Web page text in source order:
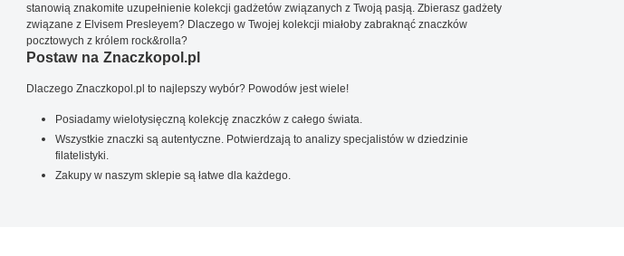
stanowią znakomite uzupełnienie kolekcji gadżetów związanych z Twoją pasją. Zbierasz gadżety
związane z Elvisem Presleyem? Dlaczego w Twojej kolekcji miałoby zabraknąć znaczków
pocztowych z królem rock&rolla?
Postaw na Znaczkopol.pl
Dlaczego Znaczkopol.pl to najlepszy wybór? Powodów jest wiele!
Posiadamy wielotysięczną kolekcję znaczków z całego świata.
Wszystkie znaczki są autentyczne. Potwierdzają to analizy specjalistów w dziedzinie
filatelistyki.
Zakupy w naszym sklepie są łatwe dla każdego.